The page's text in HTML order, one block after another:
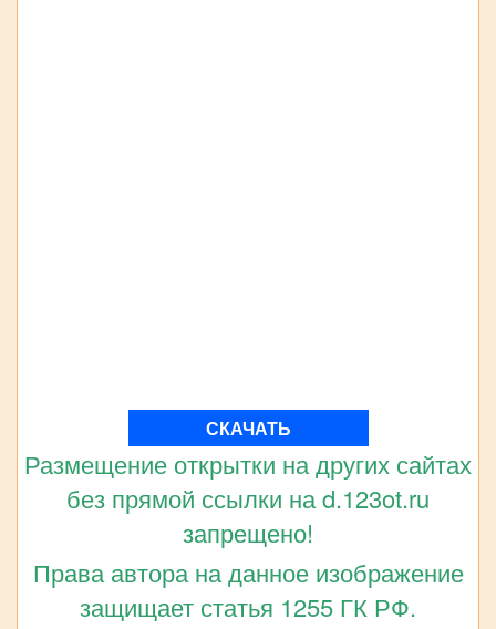
СКАЧАТЬ
Размещение открытки на других сайтах
без прямой ссылки на d.123ot.ru
запрещено!
Права автора на данное изображение
защищает статья 1255 ГК РФ.